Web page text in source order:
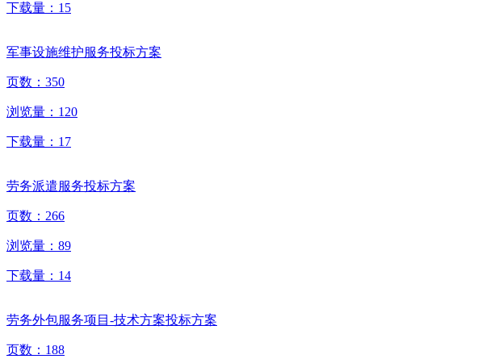
下载量： 15
军事设施维护服务投标方案
页数： 350
浏览量： 120
下载量： 17
劳务派遣服务投标方案
页数： 266
浏览量： 89
下载量： 14
劳务外包服务项目-技术方案投标方案
页数： 188